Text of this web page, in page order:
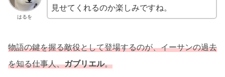
はるを
見せてくれるのか楽しみですね。
物語の鍵を握る敵役として登場するのが、イーサンの過去
を知る仕事人、ガブリエル。